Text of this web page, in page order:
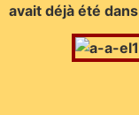
avait déjà été